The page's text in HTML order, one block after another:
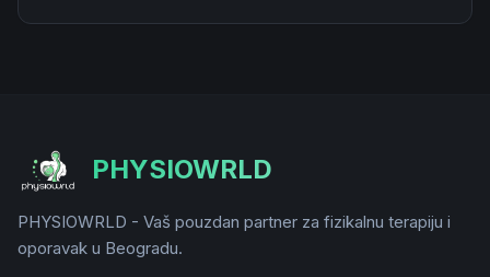
PHYSIOWRLD
PHYSIOWRLD - Vaš pouzdan partner za fizikalnu terapiju i
oporavak u Beogradu.